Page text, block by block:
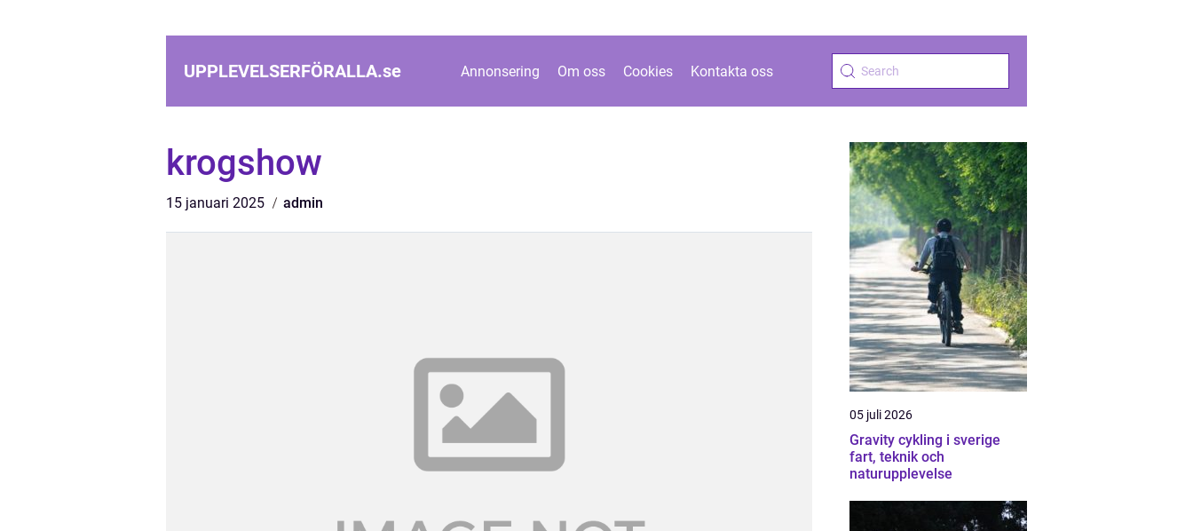
UPPLEVELSERFÖRALLA.se Annonsering Om oss Cookies Kontakta oss
krogshow
15 januari 2025 admin
05 juli 2026
Gravity cykling i sverige
fart, teknik och
naturupplevelse